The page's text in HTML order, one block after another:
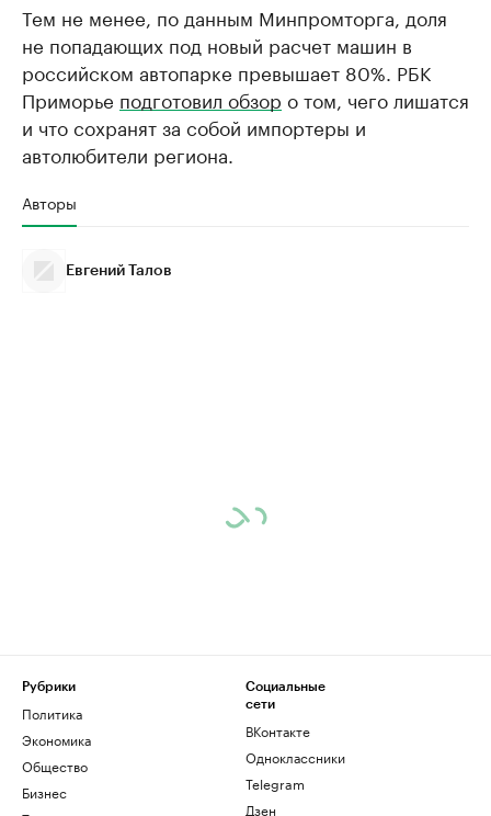
Тем не менее, по данным Минпромторга, доля
не попадающих под новый расчет машин в
российском автопарке превышает 80%. РБК
Приморье подготовил обзор о том, чего лишатся
и что сохранят за собой импортеры и
автолюбители региона.
Авторы
Евгений Талов
Рубрики
Политика
Экономика
Общество
Бизнес
Социальные
сети
ВКонтакте
Одноклассники
Telegram
Дзен